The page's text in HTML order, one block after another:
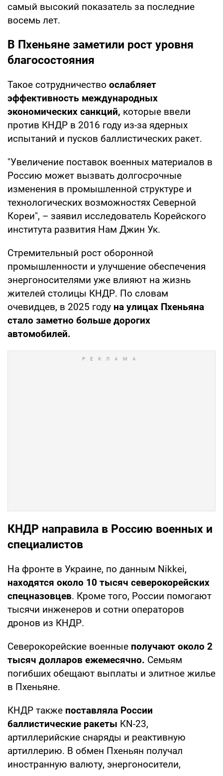
самый высокий показатель за последние
восемь лет.
В Пхеньяне заметили рост уровня
благосостояния
Такое сотрудничество ослабляет
эффективность международных
экономических санкций, которые ввели
против КНДР в 2016 году из-за ядерных
испытаний и пусков баллистических ракет.
"Увеличение поставок военных материалов в
Россию может вызвать долгосрочные
изменения в промышленной структуре и
технологических возможностях Северной
Кореи", – заявил исследователь Корейского
института развития Нам Джин Ук.
Стремительный рост оборонной
промышленности и улучшение обеспечения
энергоносителями уже влияют на жизнь
жителей столицы КНДР. По словам
очевидцев, в 2025 году на улицах Пхеньяна
стало заметно больше дорогих
автомобилей.
КНДР направила в Россию военных и
специалистов
На фронте в Украине, по данным Nikkei,
находятся около 10 тысяч северокорейских
спецназовцев. Кроме того, России помогают
тысячи инженеров и сотни операторов
дронов из КНДР.
Северокорейские военные получают около 2
тысяч долларов ежемесячно. Семьям
погибших обещают выплаты и элитное жилье
в Пхеньяне.
КНДР также поставляла России
баллистические ракеты KN-23,
артиллерийские снаряды и реактивную
артиллерию. В обмен Пхеньян получал
иностранную валюту, энергоносители,